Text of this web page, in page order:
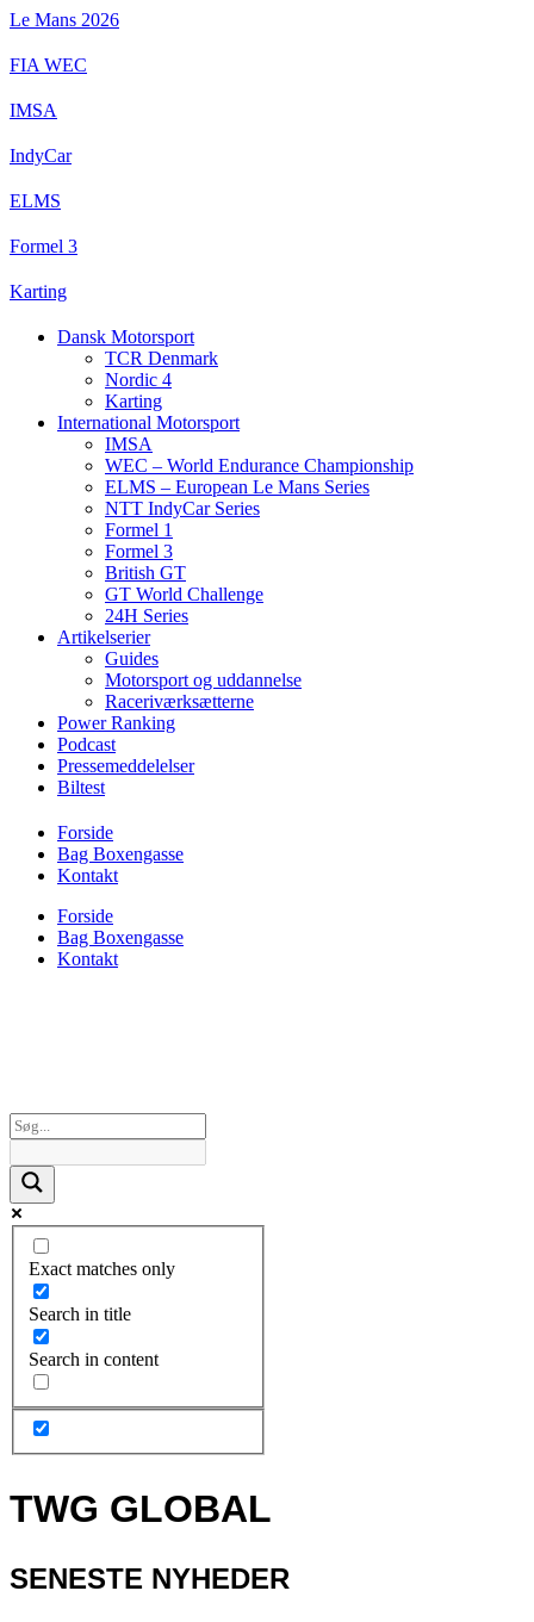
Videre
indhold
Le Mans 2026
FIA WEC
IMSA
IndyCar
ELMS
Formel 3
Karting
Dansk Motorsport
TCR Denmark
Nordic 4
Karting
International Motorsport
IMSA
WEC – World Endurance Championship
ELMS – European Le Mans Series
NTT IndyCar Series
Formel 1
Formel 3
British GT
GT World Challenge
24H Series
Artikelserier
Guides
Motorsport og uddannelse
Raceriværksætterne
Power Ranking
Podcast
Pressemeddelelser
Biltest
Forside
Bag Boxengasse
Kontakt
Forside
Bag Boxengasse
Kontakt
Exact matches only
Search in title
Search in content
TWG GLOBAL
SENESTE NYHEDER